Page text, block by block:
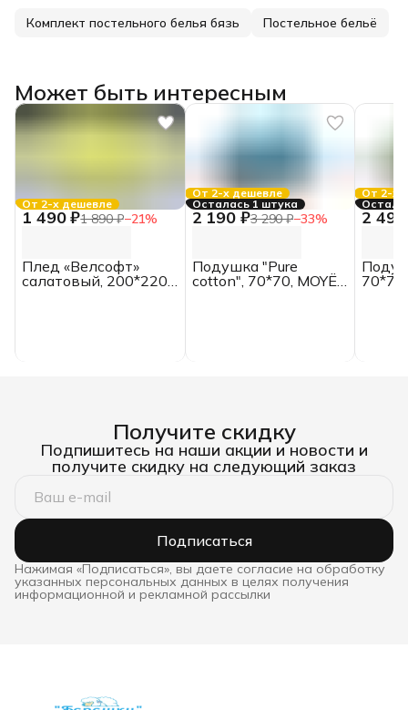
Комплект постельного белья бязь Постельное бельё
Может быть интересным
От 2-х дешевле
1 490 ₽1 890 ₽−21%
Плед «Велсофт»
салатовый, 200*220,
От 2-х дешевле
Осталась 1 штука
2 190 ₽3 290 ₽−33%
Подушка "Pure
cotton", 70*70, MOYЁ
От 2-х
2
Получите скидку
Подпишитесь на наши акции и новости и
получите скидку на следующий заказ
Подписаться
Нажимая «Подписаться», вы даете согласие на обработку
указанных персональных данных в целях получения
информационной и рекламной рассылки